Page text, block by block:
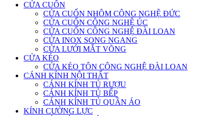
CỬA CUỐN
CỬA CUỐN NHÔM CÔNG NGHỆ ĐỨC
CỬA CUỐN CÔNG NGHỆ ÚC
CỬA CUỐN CÔNG NGHỆ ĐÀI LOAN
CỬA INOX SONG NGANG
CỬA LƯỚI MẮT VÕNG
CỬA KÉO
CỬA KÉO TÔN CÔNG NGHỆ ĐÀI LOAN
CÁNH KÍNH NỘI THẤT
CÁNH KÍNH TỦ RƯỢU
CÁNH KÍNH TỦ BẾP
CÁNH KÍNH TỦ QUẦN ÁO
KÍNH CƯỜNG LỰC